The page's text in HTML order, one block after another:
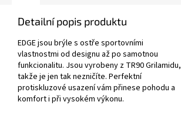
Detailní popis produktu
EDGE jsou brýle s ostře sportovními
vlastnostmi od designu až po samotnou
funkcionalitu. Jsou vyrobeny z TR90 Grilamidu,
takže je jen tak nezničíte. Perfektní
protiskluzové usazení vám přinese pohodu a
komfort i při vysokém výkonu.